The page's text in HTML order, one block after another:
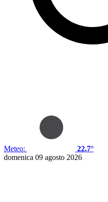
Meteo:
22.7°
domenica 09 agosto 2026